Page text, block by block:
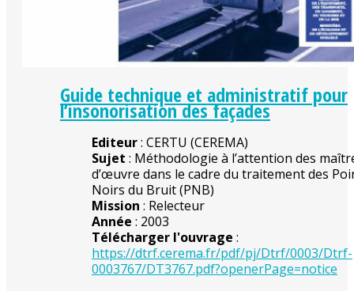
Guide technique et administratif pour
l’insonorisation des façades
Editeur: CERTU (CEREMA)
Sujet : Méthodologie à l’attention des
d’œuvre dans le cadre du traitement des
Noirs du Bruit (PNB)
Mission : Relecteur
Année : 2003
Télécharger l'ouvrage :
https://dtrf.cerema.fr/pdf/pj/Dtrf/0003/Dtrf-
0003767/DT3767.pdf?openerPage=notice